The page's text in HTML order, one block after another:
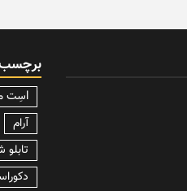
lسِت مبلمان راحتی نیم دایره در اتاق نشیمن و پذیرایی
آرام